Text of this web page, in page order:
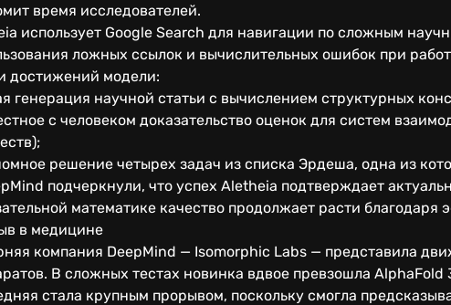
время исследователей.
использует Google Search для навигации по сложным
ложных ссылок и вычислительных ошибок при
достижений модели:
генерация научной статьи с вычислением структурных
с человеком доказательство оценок для систем
решение четырех задач из списка Эрдеша, одна из
подчеркнули, что успех Aletheia подтверждает
математике качество продолжает расти
в медицине
компания DeepMind — Isomorphic Labs — представила
В сложных тестах новинка вдвое превзошла AlphaFold
стала крупным прорывом, поскольку смогла